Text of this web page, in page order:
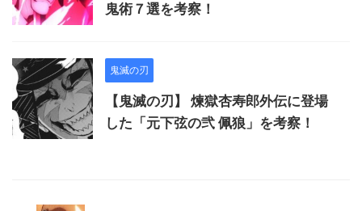
鬼術７選を考察！
鬼滅の刃
【鬼滅の刃】 煉獄杏寿郎外伝に登場
した「元下弦の弐 佩狼」を考察！